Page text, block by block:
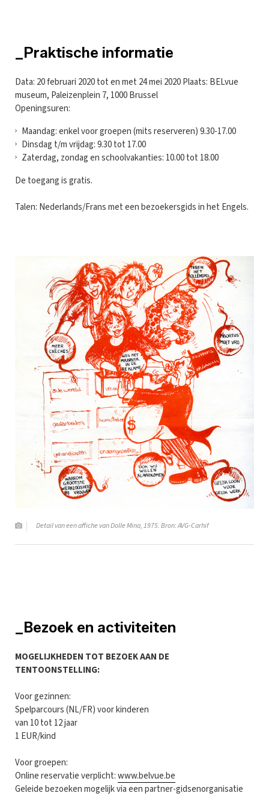
_Praktische informatie
Data: 20 februari 2020 tot en met 24 mei 2020 Plaats: BELvue
museum, Paleizenplein 7, 1000 Brussel
Openingsuren:
Maandag: enkel voor groepen (mits reserveren) 9.30-17.00
Dinsdag t/m vrijdag: 9.30 tot 17.00
Zaterdag, zondag en schoolvakanties: 10.00 tot 18.00
De toegang is gratis.
Talen: Nederlands/Frans met een bezoekersgids in het Engels.
Detail van een affiche van Dolle Mina, 1975. Bron: AVG-Carhif
_Bezoek en activiteiten
MOGELIJKHEDEN TOT BEZOEK AAN DE
TENTOONSTELLING:
Voor gezinnen:
Spelparcours (NL/FR) voor kinderen
van 10 tot 12 jaar
1 EUR/kind
Voor groepen:
Online reservatie verplicht:www.belvue.be
Geleide bezoeken mogelijk via een partner-gidsenorganisatie